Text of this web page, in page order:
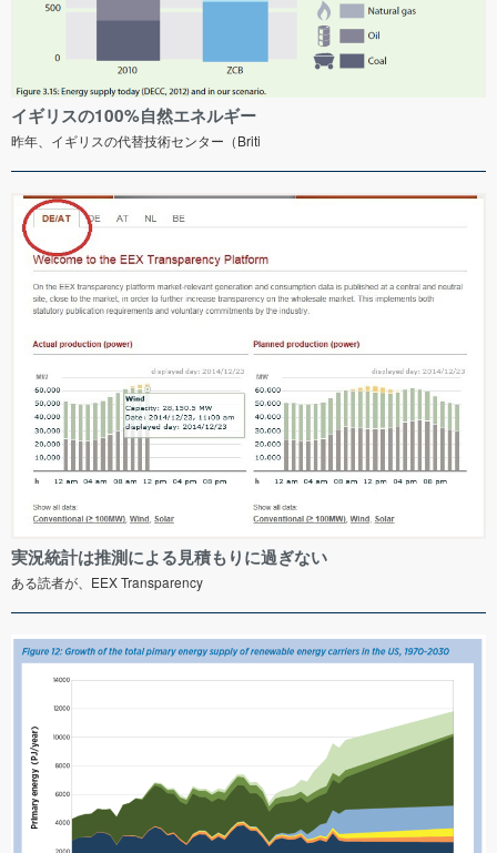
イギリスの100%自然エネルギー
昨年、イギリスの代替技術センター（Briti
実況統計は推測による見積もりに過ぎない
ある読者が、EEX Transparency